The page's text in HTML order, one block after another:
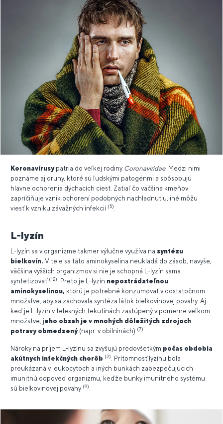
Koronavírusypatria do veľkej rodiny Coronaviridae. Medzi nimi
poznáme aj druhy, ktoré sú ľudskými patogénmi a spôsobujú
hlavne ochorenia dýchacích ciest. Zatiaľ čo väčšina kmeňov
zapríčiňuje vznik ochorení podobných nachladnutiu, iné môžu
viesť k vzniku závažných infekcií (5)
L-lyzín
L-lyzín sa v organizme takmer výlučne využíva na syntézu
bielkovín. V tele sa táto aminokyselina neukladá do zásob, navyše,
väčšina vyšších organizmov si nie je schopná L-lyzín sama
syntetizovať (12) . Preto je L-lyzín nepostrádateľnou
aminokyselinou, ktorú je potrebné konzumovať v dostatočnom
množstve, aby sa zachovala syntéza látok bielkovinovej povahy. Aj
keď je L-lyzín v telesných tekutinách zastúpený v pomerne veľkom
množstve, jeho obsah je v mnohých dôležitých zdrojoch
potravy obmedzený(napr. v obilninách) (7)
Nároky na príjem L-lyzínu sa zvyšujú predovšetkým počas obdobia
akútnych infekčných chorôb (2)
. Prítomnosť lyzínu bola
preukázaná v leukocytoch a iných bunkách zabezpečujúcich
imunitnú odpoveď organizmu, keďže bunky imunitného systému
sú bielkovinovej povahy (9)